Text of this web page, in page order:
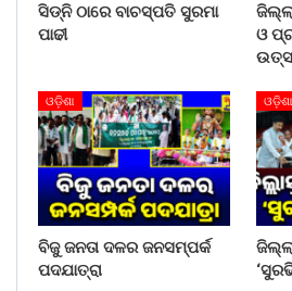
ସିଡ୍‌ନି ଠାରେ ବାଚସ୍ପତି ସୁରମା
ପାଢୀ
ଓ
ଓଡ଼ିଶା
ବିଜୁ ଜନତା ଦଳର ଜନସମ୍ପର୍କ
ପଦଯାତ୍ରା
ଓଡ଼ିଶା